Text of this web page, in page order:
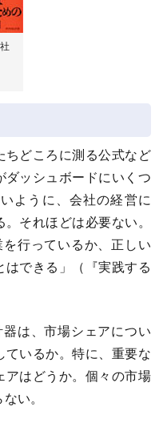
ちどころに測る公式など
ッシュボードにいくつ
ように、会社の経営に
それほどは必要ない。
行っているか、正しい
できる」（『実践する
は、市場シェアについ
いるか。特に、重要な
はどうか。個々の市場
い。